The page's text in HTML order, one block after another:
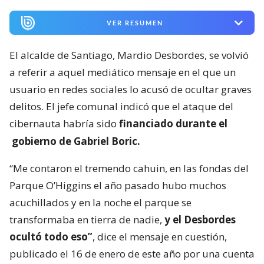
VER RESUMEN
El alcalde de Santiago, Mardio Desbordes, se volvió
a referir a aquel mediático mensaje en el que un
usuario en redes sociales lo acusó de ocultar graves
delitos. El jefe comunal indicó que el ataque del
cibernauta habría sido financiado durante el
gobierno de Gabriel Boric.
“Me contaron el tremendo cahuin, en las fondas del
Parque O’Higgins el año pasado hubo muchos
acuchillados y en la noche el parque se
transformaba en tierra de nadie, y el Desbordes
ocultó todo eso”, dice el mensaje en cuestión,
publicado el 16 de enero de este año por una cuenta